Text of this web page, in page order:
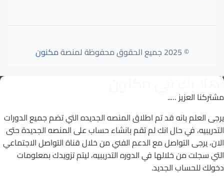
© 2025 جميع الحقوق محفوظة لمنصة مكنون
أهلا بك في مكنون
مشتركنا العزيز …..
يرجى العلم بانه قد تم اطلاق المنصه الجديده التي تضم جميع الدورات
التدريبيه، في حال انك لم تقم بانشاء حساب على المنصه الجديدة حتى
الان، يرجى التواصل مع الدعم الفني من خلال قناة التواصل الاجتماعي
التي سجلت من خلالها في الدوره التدريبيه، ليتم تزويدك بمعلومات
دخولك للحساب الجديد.